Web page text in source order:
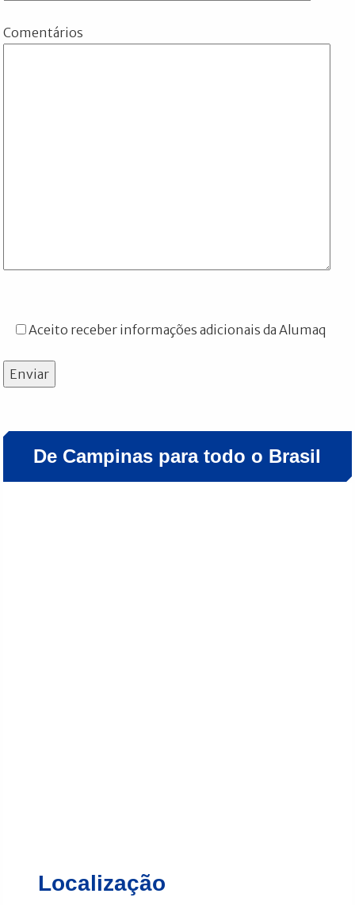
Comentários
Aceito receber informações adicionais da Alumaq
Enviar
De Campinas para todo o Brasil
Localização